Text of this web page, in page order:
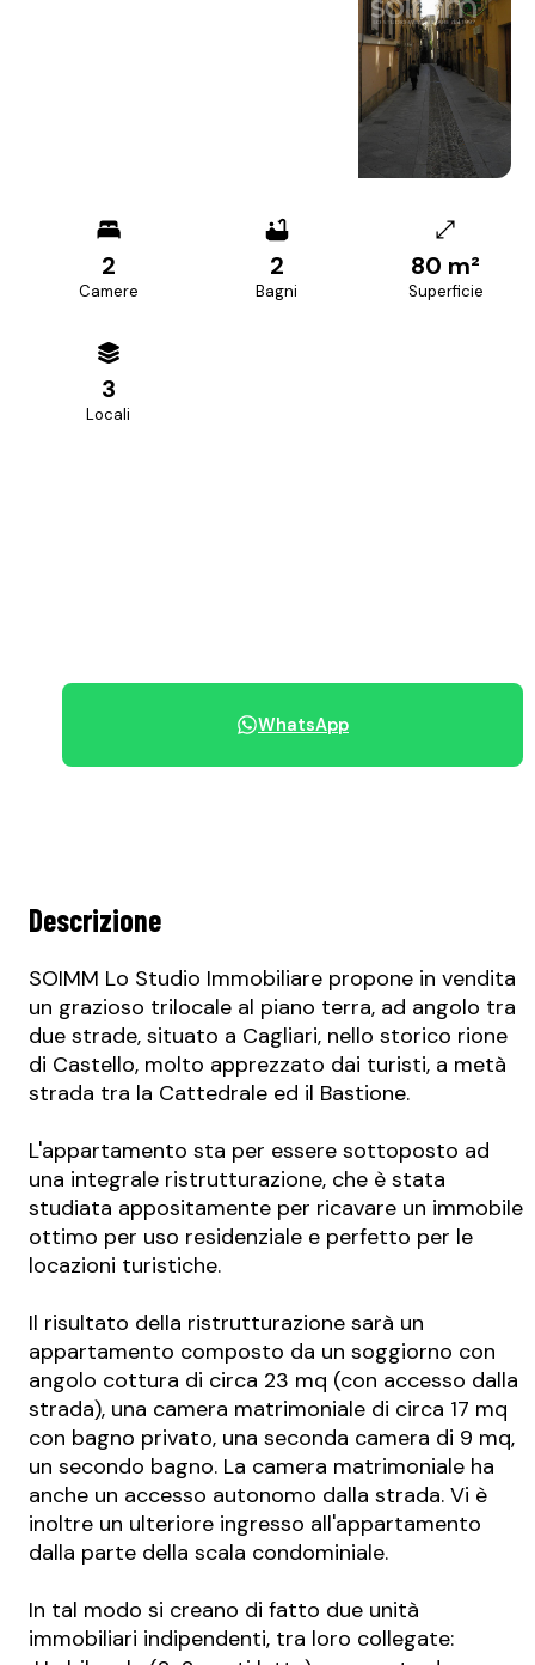
2
Camere
2
Bagni
80 m²
Superficie
3
Locali
WhatsApp
Descrizione
SOIMM Lo Studio Immobiliare propone in vendita
un grazioso trilocale al piano terra, ad angolo tra
due strade, situato a Cagliari, nello storico rione
di Castello, molto apprezzato dai turisti, a metà
strada tra la Cattedrale ed il Bastione.
L'appartamento sta per essere sottoposto ad
una integrale ristrutturazione, che è stata
studiata appositamente per ricavare un immobile
ottimo per uso residenziale e perfetto per le
locazioni turistiche.
Il risultato della ristrutturazione sarà un
appartamento composto da un soggiorno con
angolo cottura di circa 23 mq (con accesso dalla
strada), una camera matrimoniale di circa 17 mq
con bagno privato, una seconda camera di 9 mq,
un secondo bagno. La camera matrimoniale ha
anche un accesso autonomo dalla strada. Vi è
inoltre un ulteriore ingresso all'appartamento
dalla parte della scala condominiale.
In tal modo si creano di fatto due unità
immobiliari indipendenti, tra loro collegate: